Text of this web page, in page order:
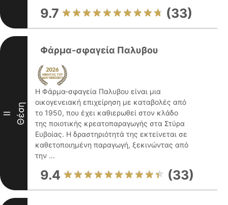
9.7 (33)
II Θέση
Φάρμα-σφαγεία Παλυβου
Η Φάρμα-σφαγεία Παλυβου είναι μια
οικογενειακή επιχείρηση με καταβολές από
το 1950, που έχει καθιερωθεί στον κλάδο
της ποιοτικής κρεατοπαραγωγής στα Στύρα
Ευβοίας. Η δραστηριότητά της εκτείνεται σε
καθετοποιημένη παραγωγή, ξεκινώντας από
την ...
9.4 (33)